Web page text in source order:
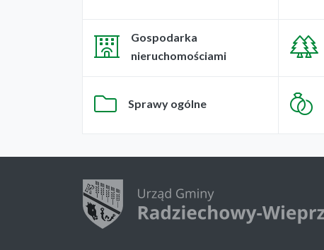
Gospodarka
nieruchomościami
Sprawy ogólne